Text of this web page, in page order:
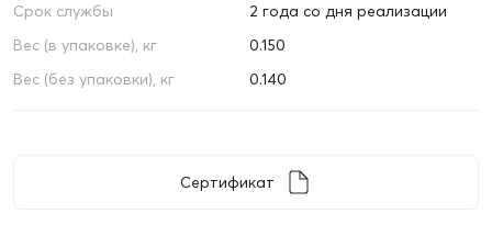
Срок службы
2 года со дня реализации
Вес (в упаковке), кг
0.150
Вес (без упаковки), кг
0.140
Сертификат